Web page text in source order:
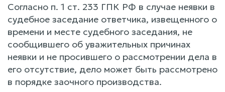
Согласно п. 1 ст. 233 ГПК РФ в случае неявки в
судебное заседание ответчика, извещенного о
времени и месте судебного заседания, не
сообщившего об уважительных причинах
неявки и не просившего о рассмотрении дела в
его отсутствие, дело может быть рассмотрено
в порядке заочного производства.